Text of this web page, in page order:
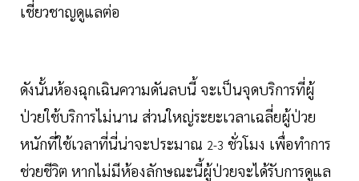
เชี่ยวชาญดูแลต่อ
ดังนั้นห้องฉุกเฉินความดันลบนี้ จะเป็นจุดบริการที่ผู้
ป่วยใช้บริการไม่นาน ส่วนใหญ่ระยะเวลาเฉลี่ยผู้ป่วย
หนักที่ใช้เวลาที่นี่น่าจะประมาณ 2-3 ชั่วโมง เพื่อทำการ
ช่วยชีวิต หากไม่มีห้องลักษณะนี้ผู้ป่วยจะได้รับการดูแล